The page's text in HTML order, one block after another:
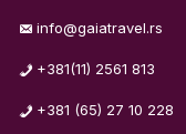
info@gaiatravel.rs
+381(11) 2561 813
+381 (65) 27 10 228